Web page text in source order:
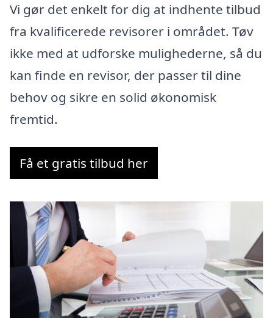
Vi gør det enkelt for dig at indhente tilbud
fra kvalificerede revisorer i området. Tøv
ikke med at udforske mulighederne, så du
kan finde en revisor, der passer til dine
behov og sikre en solid økonomisk
fremtid.
Få et gratis tilbud her